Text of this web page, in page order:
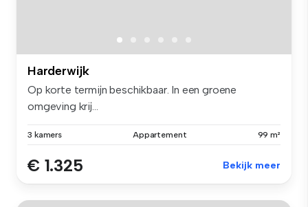
Harderwijk
Op korte termijn beschikbaar. In een groene
omgeving krij...
3 kamers Appartement 99 m²
€ 1.325 Bekijk meer